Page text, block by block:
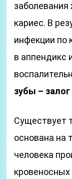
кариес. В
инфекции по
в аппендикс
зубы –
Существует
основана на
человека
кровеносных